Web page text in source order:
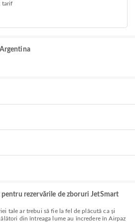
tarif
rezervările de zboruri JetSmart
tale ar trebui să fie la fel de plăcută ca și
din întreaga lume au încredere în Airpaz